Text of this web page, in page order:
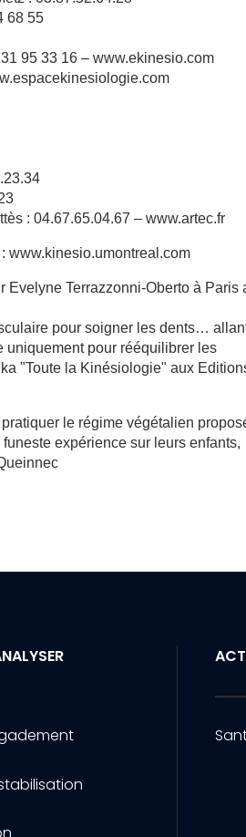
68 55
95 33 16 – www.ekinesio.com
: 04.67.65.04.67 – www.artec.fr
www.kinesio.umontreal.com
Evelyne Terrazzonni-Oberto à Paris
pour soigner les dents…
uniquement pour rééquilibrer les
"Toute la Kinésiologie" aux
le régime végétalien
expérience sur leurs enfants,